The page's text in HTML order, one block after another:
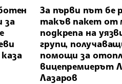
за
За първи път бе
такъв пакет от
подкрепа на
групи,
помощи за
вицепремиерът
Лазаров